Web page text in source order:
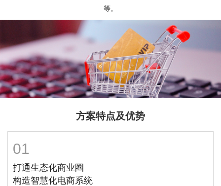
等。
方案特点及优势
01
打通生态化商业圈
构造智慧化电商系统